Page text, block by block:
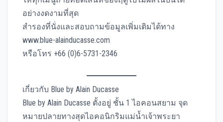
อย่างงดงามที่สุด
สำรองที่นั่งและสอบถามข้อมูลเพิ่มเติมได้ทาง
www.blue-alainducasse.com
หรือโทร +66 (0)6-5731-2346
เกี่ยวกับ Blue by Alain Ducasse
Blue by Alain Ducasse ตั้งอยู่ ชั้น 1 ไอคอนสยาม จุด
หมายปลายทางสุดไอคอนิกริมแม่น้ำเจ้าพระยา